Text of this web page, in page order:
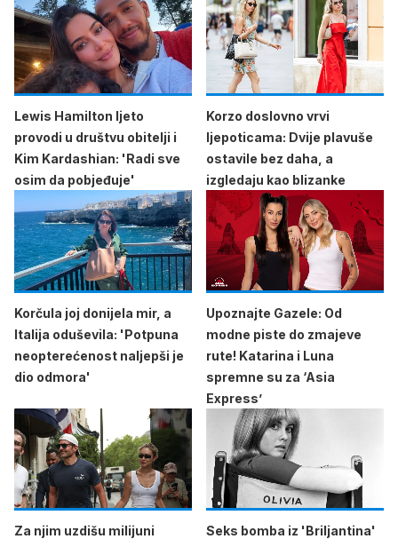
Lewis Hamilton ljeto
provodi u društvu obitelji i
Kim Kardashian: 'Radi sve
osim da pobjeđuje'
Korzo doslovno vrvi
ljepoticama: Dvije plavuše
ostavile bez daha, a
izgledaju kao blizanke
Korčula joj donijela mir, a
Italija oduševila: 'Potpuna
neopterećenost naljepši je
dio odmora'
Upoznajte Gazele: Od
modne piste do zmajeve
rute! Katarina i Luna
spremne su za ‘Asia
Express’
Za njim uzdišu milijuni
Seks bomba iz 'Briljantina'